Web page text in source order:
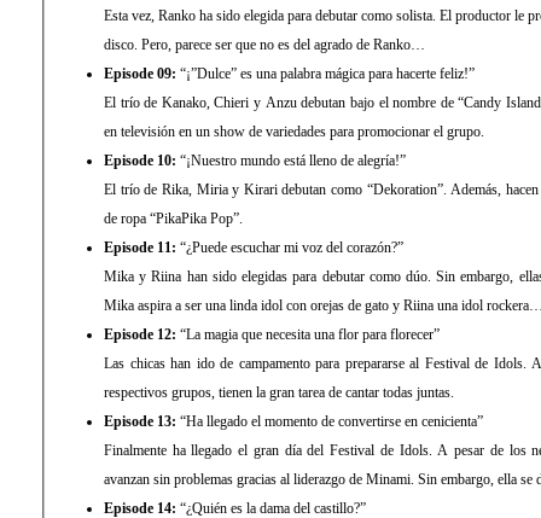
Esta vez, Ranko ha sido elegida para debutar como solista. El productor le
disco. Pero, parece ser que no es del agrado de Ranko…
Episode 09: “¡”Dulce” es una palabra mágica para hacerte feliz!”
El trío de Kanako, Chieri y Anzu debutan bajo el nombre de “Candy
en televisión en un show de variedades para promocionar el grupo.
Episode 10: “¡Nuestro mundo está lleno de alegría!”
El trío de Rika, Miria y Kirari debutan como “Dekoration”. Además,
de ropa “PikaPika Pop”.
Episode 11: “¿Puede escuchar mi voz del corazón?”
Mika y Riina han sido elegidas para debutar como dúo. Sin embargo,
Mika aspira a ser una linda idol con orejas de gato y Riina una idol
Episode 12: “La magia que necesita una flor para florecer”
Las chicas han ido de campamento para prepararse al Festival de Idols.
respectivos grupos, tienen la gran tarea de cantar todas juntas.
Episode 13: “Ha llegado el momento de convertirse en cenicienta”
Finalmente ha llegado el gran día del Festival de Idols. A pesar de los
avanzan sin problemas gracias al liderazgo de Minami. Sin embargo, ella se
Episode 14: “¿Quién es la dama del castillo?”